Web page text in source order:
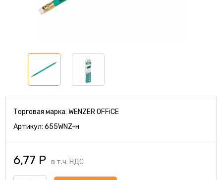
Торговая марка: WENZER OFFiCE
Артикул: 655WNZ-н
6,77 Р в т.ч. НДС